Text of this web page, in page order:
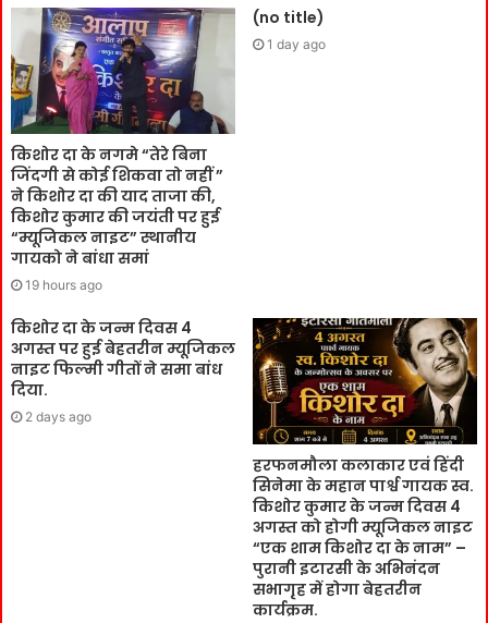
किशोर दा के नगमे “तेरे बिना
जिंदगी से कोई शिकवा तो नहीं ”
ने किशोर दा की याद ताजा की,
किशोर कुमार की जयंती पर हुई
“म्यूजिकल नाइट” स्थानीय
गायको ने बांधा समां
19 hours ago
(no title)
1 day ago
किशोर दा के जन्म दिवस 4
अगस्त पर हुई बेहतरीन म्यूजिकल
नाइट फिल्मी गीतों ने समा बांध
दिया.
2 days ago
हरफनमौला कलाकार एवं हिंदी
सिनेमा के महान पार्श्व गायक स्व.
किशोर कुमार के जन्म दिवस 4
अगस्त को होगी म्यूजिकल नाइट
“एक शाम किशोर दा के नाम” –
पुरानी इटारसी के अभिनंदन
सभागृह में होगा बेहतरीन
कार्यक्रम.